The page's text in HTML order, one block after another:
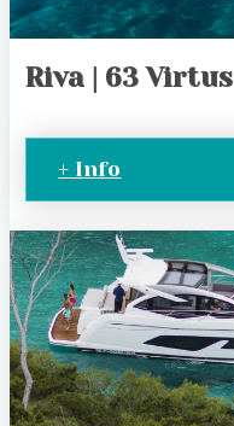
Riva | 63 Virtus
+ Info